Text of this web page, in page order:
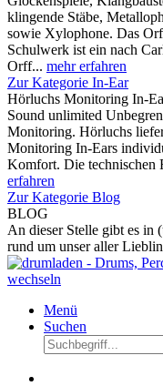
klingende Stäbe,
sowie Xylophone. Das
Schulwerk ist ein nach
Orff... mehr erfahren
Zur Kategorie In-Ear
Hörluchs Monitoring In-
Sound unlimited
Monitoring. Hörluchs
Monitoring In-Ears
Komfort. Die technischen
erfahren
Zur Kategorie Blog
BLOG
An dieser Stelle gibt es in
rund um unser aller
Menü
Suchen